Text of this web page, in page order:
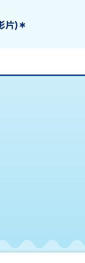
片)＊